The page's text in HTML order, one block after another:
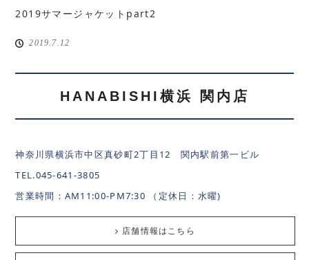
2019サマージャケットpart2
2019.7.12
HANABISHI横浜 関内店
神奈川県横浜市中区真砂町2丁目12 関内駅前第一ビル
TEL.045-641-3805
営業時間：AM11:00-PM7:30 （定休日：水曜)
店舗情報はこちら